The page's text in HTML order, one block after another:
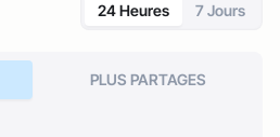
24 Heures 7 Jours
PLUS PARTAGES